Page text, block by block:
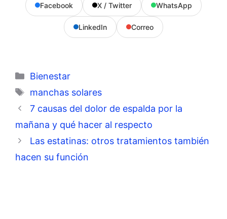
Facebook X / Twitter WhatsApp
LinkedIn Correo
Categorías
Bienestar
Etiquetas
manchas solares
7 causas del dolor de espalda por la
mañana y qué hacer al respecto
Las estatinas: otros tratamientos también
hacen su función